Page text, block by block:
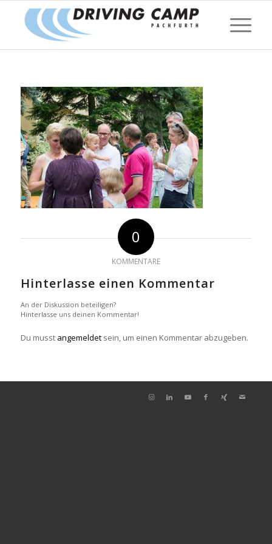
0
KOMMENTARE
Hinterlasse einen Kommentar
An der Diskussion beteiligen?
Hinterlasse uns deinen Kommentar!
Du musst angemeldetsein, um einen Kommentar abzugeben.